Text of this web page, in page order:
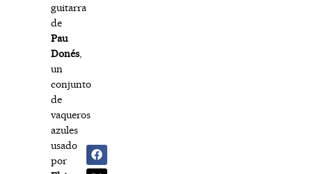
guitarra
de
Pau
Donés,
un
conjunto
de
vaqueros
azules
usado
por